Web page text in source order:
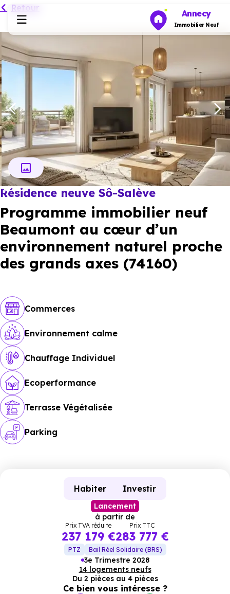
Annecy
Immobilier Neuf
Programmes neufs
Investir
Actualités
Ressources
Financer
Retour
Résidence neuve Sô-Salève
Programme immobilier neuf
Beaumont au cœur d’un
environnement naturel proche
des grands axes (74160)
Commerces
Environnement calme
Chauffage Individuel
Ecoperformance
Terrasse Végétalisée
Parking
Habiter Investir
Lancement
à partir de
Prix TVA réduite
237 179 €
Prix TTC
283 777 €
PTZ Bail Réel Solidaire (BRS)
3e Trimestre 2028
14 logements neufs
Du 2 pièces au 4 pièces
Ce bien vous intéresse ?